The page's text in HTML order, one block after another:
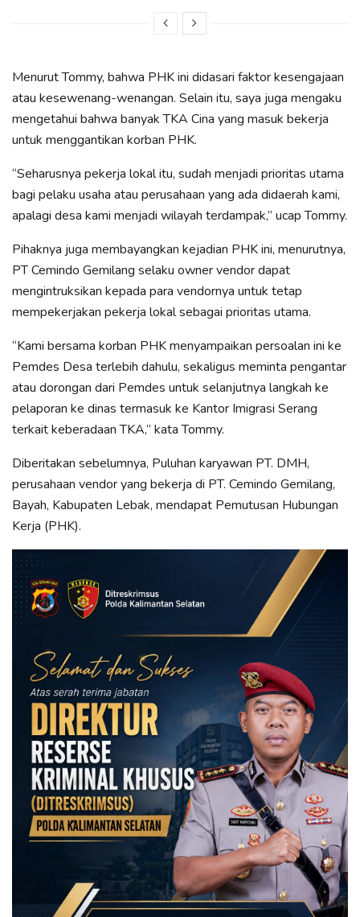
Menurut Tommy, bahwa PHK ini didasari faktor kesengajaan
atau kesewenang-wenangan. Selain itu, saya juga mengaku
mengetahui bahwa banyak TKA Cina yang masuk bekerja
untuk menggantikan korban PHK.
“Seharusnya pekerja lokal itu, sudah menjadi prioritas utama
bagi pelaku usaha atau perusahaan yang ada didaerah kami,
apalagi desa kami menjadi wilayah terdampak,” ucap Tommy.
Pihaknya juga membayangkan kejadian PHK ini, menurutnya,
PT Cemindo Gemilang selaku owner vendor dapat
mengintruksikan kepada para vendornya untuk tetap
mempekerjakan pekerja lokal sebagai prioritas utama.
“Kami bersama korban PHK menyampaikan persoalan ini ke
Pemdes Desa terlebih dahulu, sekaligus meminta pengantar
atau dorongan dari Pemdes untuk selanjutnya langkah ke
pelaporan ke dinas termasuk ke Kantor Imigrasi Serang
terkait keberadaan TKA,” kata Tommy.
Diberitakan sebelumnya, Puluhan karyawan PT. DMH,
perusahaan vendor yang bekerja di PT. Cemindo Gemilang,
Bayah, Kabupaten Lebak, mendapat Pemutusan Hubungan
Kerja (PHK).